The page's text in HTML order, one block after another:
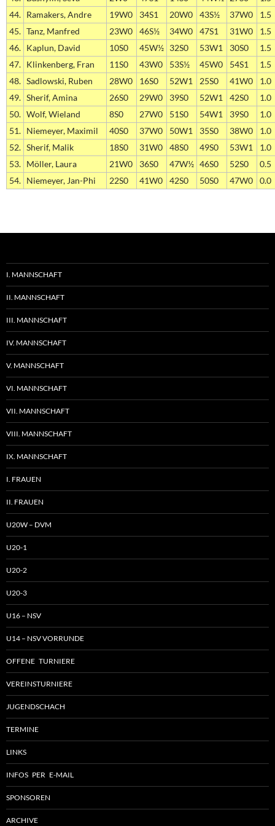
44. Ramakers, Andre 19W0 34S1 20W0 43S½ 37W0
1.5
45. Tanz, Manfred 23W0 46S½ 34W0 47S1 31W0
1.5
46. Kaplun, David 10S0 45W½ 32S0 53W1 30S0
1.5
47. Klinkenberg, Fran 11S0 43W0 53S½ 45W0 54S1
1.5
48. Sadlowski, Ruben 28W0 16S0 52W1 25S0 41W0
1.0
49. Sherif, Amina 26S0 29W0 39S0 52W1 42S0
1.0
50. Wolf, Wieland 8S0 27W0 51S0 54W1 39S0
1.0
51. Niemeyer, Maximil 40S0 37W0 50W1 35S0 38W0
1.0
52. Sherif, Malik 18S0 31W0 48S0 49S0 53W1
1.0
53. Möller, Laura 21W0 36S0 47W½ 46S0 52S0
0.5
54. Niemeyer, Jan-Phi 22S0 41W0 42S0 50S0 47W0 0.0
I. MANNSCHAFT
II. MANNSCHAFT
III. MANNSCHAFT
IV. MANNSCHAFT
V. MANNSCHAFT
VI. MANNSCHAFT
VII. MANNSCHAFT
VIII. MANNSCHAFT
IX. MANNSCHAFT
I. FRAUEN
II. FRAUEN
U20W – DVM
U20-1
U20-2
U20-3
U16 – NSV
U14 – NSV VORRUNDE
OFFENE TURNIERE
VEREINSTURNIERE
JUGENDSCHACH
TERMINE
LINKS
INFOS PER E-MAIL
SPONSOREN
ARCHIVE